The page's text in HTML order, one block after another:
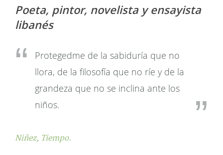
Poeta, pintor, novelista y ensayista
libanés
Protegedme de la sabiduría que no
llora, de la filosofía que no ríe y de la
grandeza que no se inclina ante los
niños.
Niñez, Tiempo.